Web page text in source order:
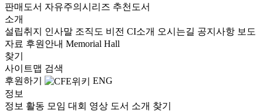
판매도서 자유주의시리즈 추천도서
소개
설립취지 인사말 조직도 비전 CI소개 오시는길 공지사항 보도
자료 후원안내 Memorial Hall
찾기
사이트맵 검색
후원하기
ENG
정보
정보 활동 모임 대회 영상 도서 소개 찾기